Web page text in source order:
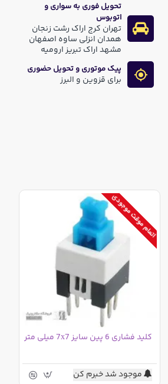
تحویل فوری به سواری و
اتوبوس
تهران کرج اراک رشت زنجان
همدان انزلی ساوه اصفهان
مشهد اراک تبریز ارومیه
پیک موتوری و تحویل حضوری
برای قزوین و البرز
اتمام موقت موجودی
کلید فشاری 6 پین سایز 7x7 میلی متر
موجود شد خبرم کن